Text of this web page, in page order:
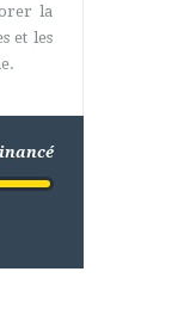
la
et les